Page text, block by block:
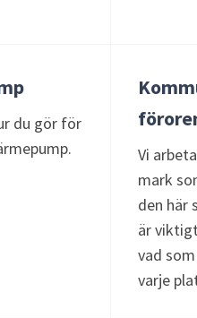
du gör för
Vi
mark
den här
är
vad
varje